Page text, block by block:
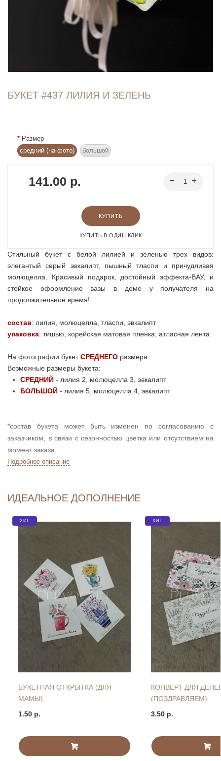
БУКЕТ #437 ЛИЛИЯ И ЗЕЛЕНЬ
Размер
средний (на фото)
большой
141.00 р.
КУПИТЬ
КУПИТЬ В ОДИН КЛИК
Стильный букет с белой лилией и зеленью трех видов:
элегантый серый эвкалипт, пышный тласпи и причудливая
молюцелла. Красивый подарок, достойный эффекта-ВАУ, и
стойкое оформление вазы в доме у получателя на
продолжительное время!
состав: лилия, молюцелла, тласпи, эвкалипт
упаковка: тишью, корейская матовая пленка, атласная лента
На фотографии букетСРЕДНЕГО размера.
Возможные размеры букета:
СРЕДНИЙ - лилия 2, молюцелла 3, эвкалипт
БОЛЬШОЙ - лилия 5, молюцелла 4, эвкалипт
*состав букета может быть изменен по согласованию с
заказчиком, в связи с сезонностью цветка или отсутствием на
момент заказа.
Подробное описание
ИДЕАЛЬНОЕ ДОПОЛНЕНИЕ
ХИТ
БУКЕТНАЯ ОТКРЫТКА (ДЛЯ
МАМЫ)
1.50 р.
ХИТ
КОНВЕРТ ДЛЯ
(ПОЗДРАВЛЯЕМ)
3.50 р.